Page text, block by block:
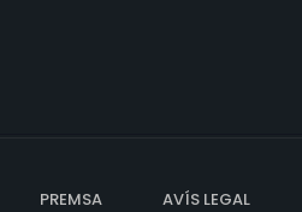
PREMSA AVÍS LEGAL